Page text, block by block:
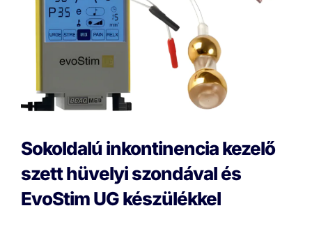
Sokoldalú inkontinencia kezelő
szett hüvelyi szondával és
EvoStim UG készülékkel